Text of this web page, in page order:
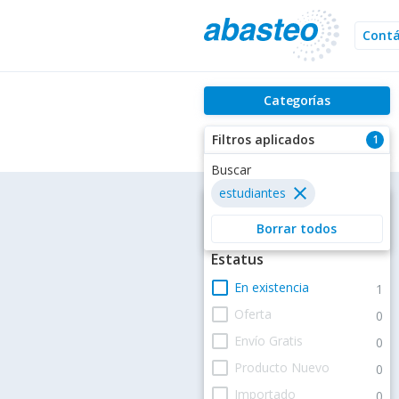
Categorías
1
Filtros aplicados
Buscar
close
estudiantes
Borrar todos
Filtros
Estatus
check_box_outline_blank En existencia 1
check_box_outline_blank Oferta 0
check_box_outline_blank Envío Gratis 0
check_box_outline_blank Producto Nuevo 0
check_box_outline_blank Importado